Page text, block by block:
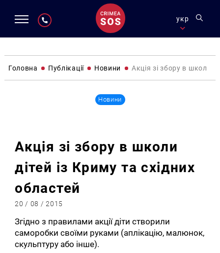
укр
Головна Публікації Новини Акція зі збору в школи
Новини
Акція зі збору в школи
дітей із Криму та східних
областей
20 / 08 / 2015
Згідно з правилами акції діти створили
саморобки своїми руками (аплікацію, малюнок,
скульптуру або інше).